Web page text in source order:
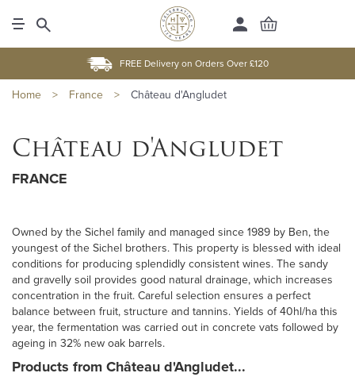
FREE Delivery on Orders Over £120
Home > France > Château d'Angludet
Château d'Angludet
FRANCE
Owned by the Sichel family and managed since 1989 by Ben, the
youngest of the Sichel brothers. This property is blessed with ideal
conditions for producing splendidly consistent wines. The sandy
and gravelly soil provides good natural drainage, which increases
concentration in the fruit. Careful selection ensures a perfect
balance between fruit, structure and tannins. Yields of 40hl/ha this
year, the fermentation was carried out in concrete vats followed by
ageing in 32% new oak barrels.
Products from Château d'Angludet...